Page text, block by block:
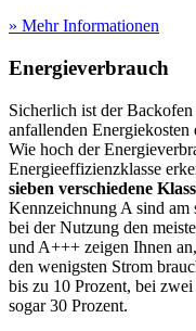
» Mehr Informationen
Energieverbrauch
Sicherlich ist der
anfallenden
Wie hoch der
Energieeffizienzklasse
sieben verschiedene
Kennzeichnung A sind am
bei der Nutzung den
und A+++ zeigen Ihnen
den wenigsten Strom
bis zu 10 Prozent, bei
sogar 30 Prozent.